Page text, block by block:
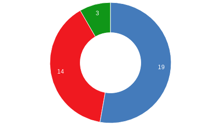
3
14
19